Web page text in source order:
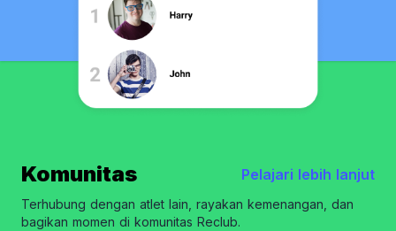
Pelajari lebih lanjut
Komunitas
Terhubung dengan atlet lain, rayakan kemenangan, dan
bagikan momen di komunitas Reclub.